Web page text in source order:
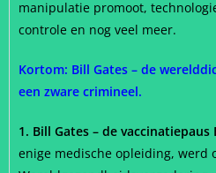
manipulatie promoot,
controle en nog veel meer.
Kortom: Bill Gates – de
een zware crimineel.
1. Bill Gates – de vaccinatiepaus
enige medische opleiding, werd